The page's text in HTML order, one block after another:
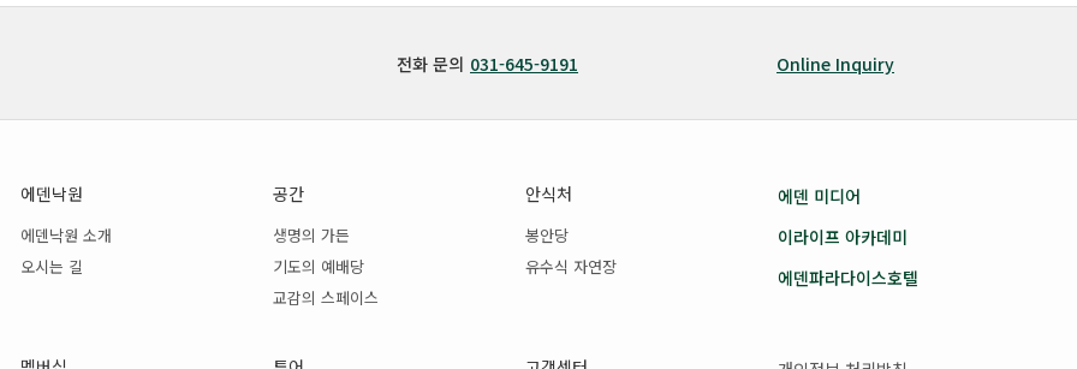
전화 문의 031-645-9191 Online Inquiry
에덴낙원
에덴낙원 소개
오시는 길
공간
생명의 가든
기도의 예배당
교감의 스페이스
안식처
봉안당
유수식 자연장
에덴 미디어
이라이프 아카데미
에덴파라다이스호텔